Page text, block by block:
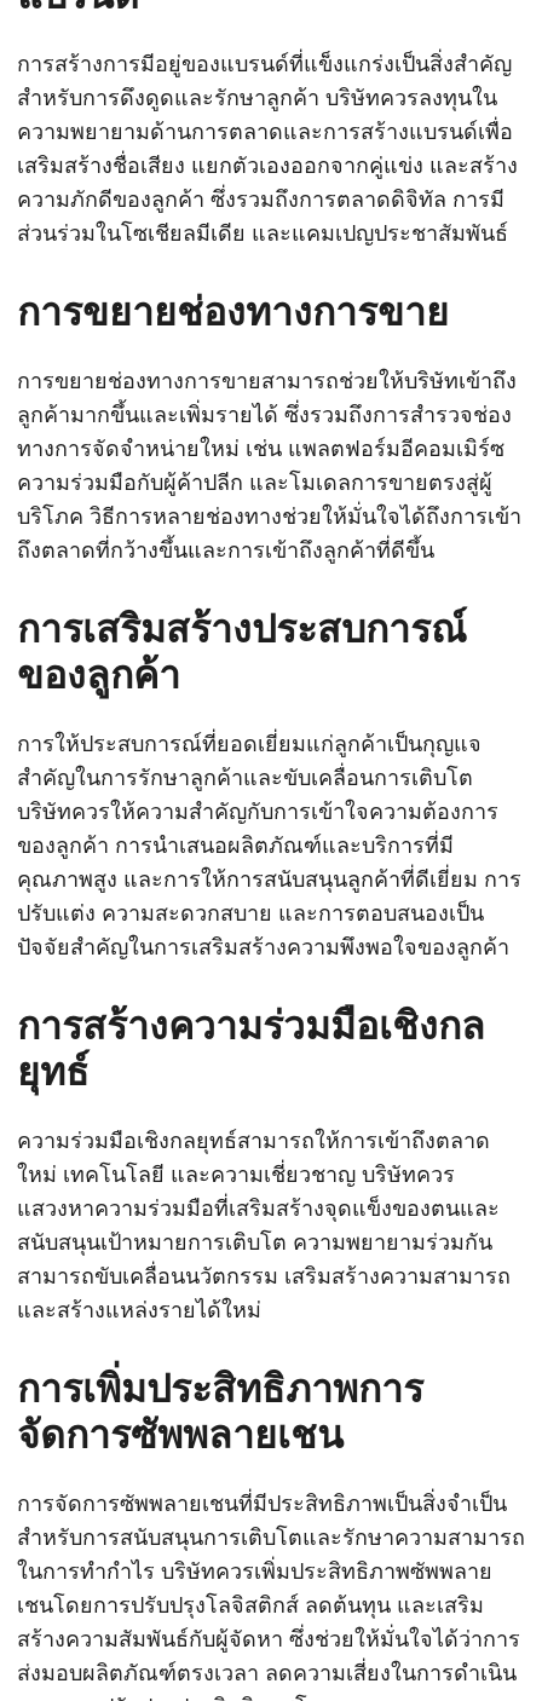
การสร้างการมีอยู่ของแบรนด์ที่แข็งแกร่งเป็นสิ่งสำคัญ
สำหรับการดึงดูดและรักษาลูกค้า บริษัทควรลงทุนใน
ความพยายามด้านการตลาดและการสร้างแบรนด์เพื่อ
เสริมสร้างชื่อเสียง แยกตัวเองออกจากคู่แข่ง และสร้าง
ความภักดีของลูกค้า ซึ่งรวมถึงการตลาดดิจิทัล การมี
ส่วนร่วมในโซเชียลมีเดีย และแคมเปญประชาสัมพันธ์
การขยายช่องทางการขาย
การขยายช่องทางการขายสามารถช่วยให้บริษัทเข้าถึง
ลูกค้ามากขึ้นและเพิ่มรายได้ ซึ่งรวมถึงการสำรวจช่อง
ทางการจัดจำหน่ายใหม่ เช่น แพลตฟอร์มอีคอมเมิร์ซ
ความร่วมมือกับผู้ค้าปลีก และโมเดลการขายตรงสู่ผู้
บริโภค วิธีการหลายช่องทางช่วยให้มั่นใจได้ถึงการเข้า
ถึงตลาดที่กว้างขึ้นและการเข้าถึงลูกค้าที่ดีขึ้น
การเสริมสร้างประสบการณ์
ของลูกค้า
การให้ประสบการณ์ที่ยอดเยี่ยมแก่ลูกค้าเป็นกุญแจ
สำคัญในการรักษาลูกค้าและขับเคลื่อนการเติบโต
บริษัทควรให้ความสำคัญกับการเข้าใจความต้องการ
ของลูกค้า การนำเสนอผลิตภัณฑ์และบริการที่มี
คุณภาพสูง และการให้การสนับสนุนลูกค้าที่ดีเยี่ยม การ
ปรับแต่ง ความสะดวกสบาย และการตอบสนองเป็น
ปัจจัยสำคัญในการเสริมสร้างความพึงพอใจของลูกค้า
การสร้างความร่วมมือเชิงกล
ยุทธ์
ความร่วมมือเชิงกลยุทธ์สามารถให้การเข้าถึงตลาด
ใหม่ เทคโนโลยี และความเชี่ยวชาญ บริษัทควร
แสวงหาความร่วมมือที่เสริมสร้างจุดแข็งของตนและ
สนับสนุนเป้าหมายการเติบโต ความพยายามร่วมกัน
สามารถขับเคลื่อนนวัตกรรม เสริมสร้างความสามารถ
และสร้างแหล่งรายได้ใหม่
การเพิ่มประสิทธิภาพการ
จัดการซัพพลายเชน
การจัดการซัพพลายเชนที่มีประสิทธิภาพเป็นสิ่งจำเป็น
สำหรับการสนับสนุนการเติบโตและรักษาความสามารถ
ในการทำกำไร บริษัทควรเพิ่มประสิทธิภาพซัพพลาย
เชนโดยการปรับปรุงโลจิสติกส์ ลดต้นทุน และเสริม
สร้างความสัมพันธ์กับผู้จัดหา ซึ่งช่วยให้มั่นใจได้ว่าการ
ส่งมอบผลิตภัณฑ์ตรงเวลา ลดความเสี่ยงในการดำเนิน